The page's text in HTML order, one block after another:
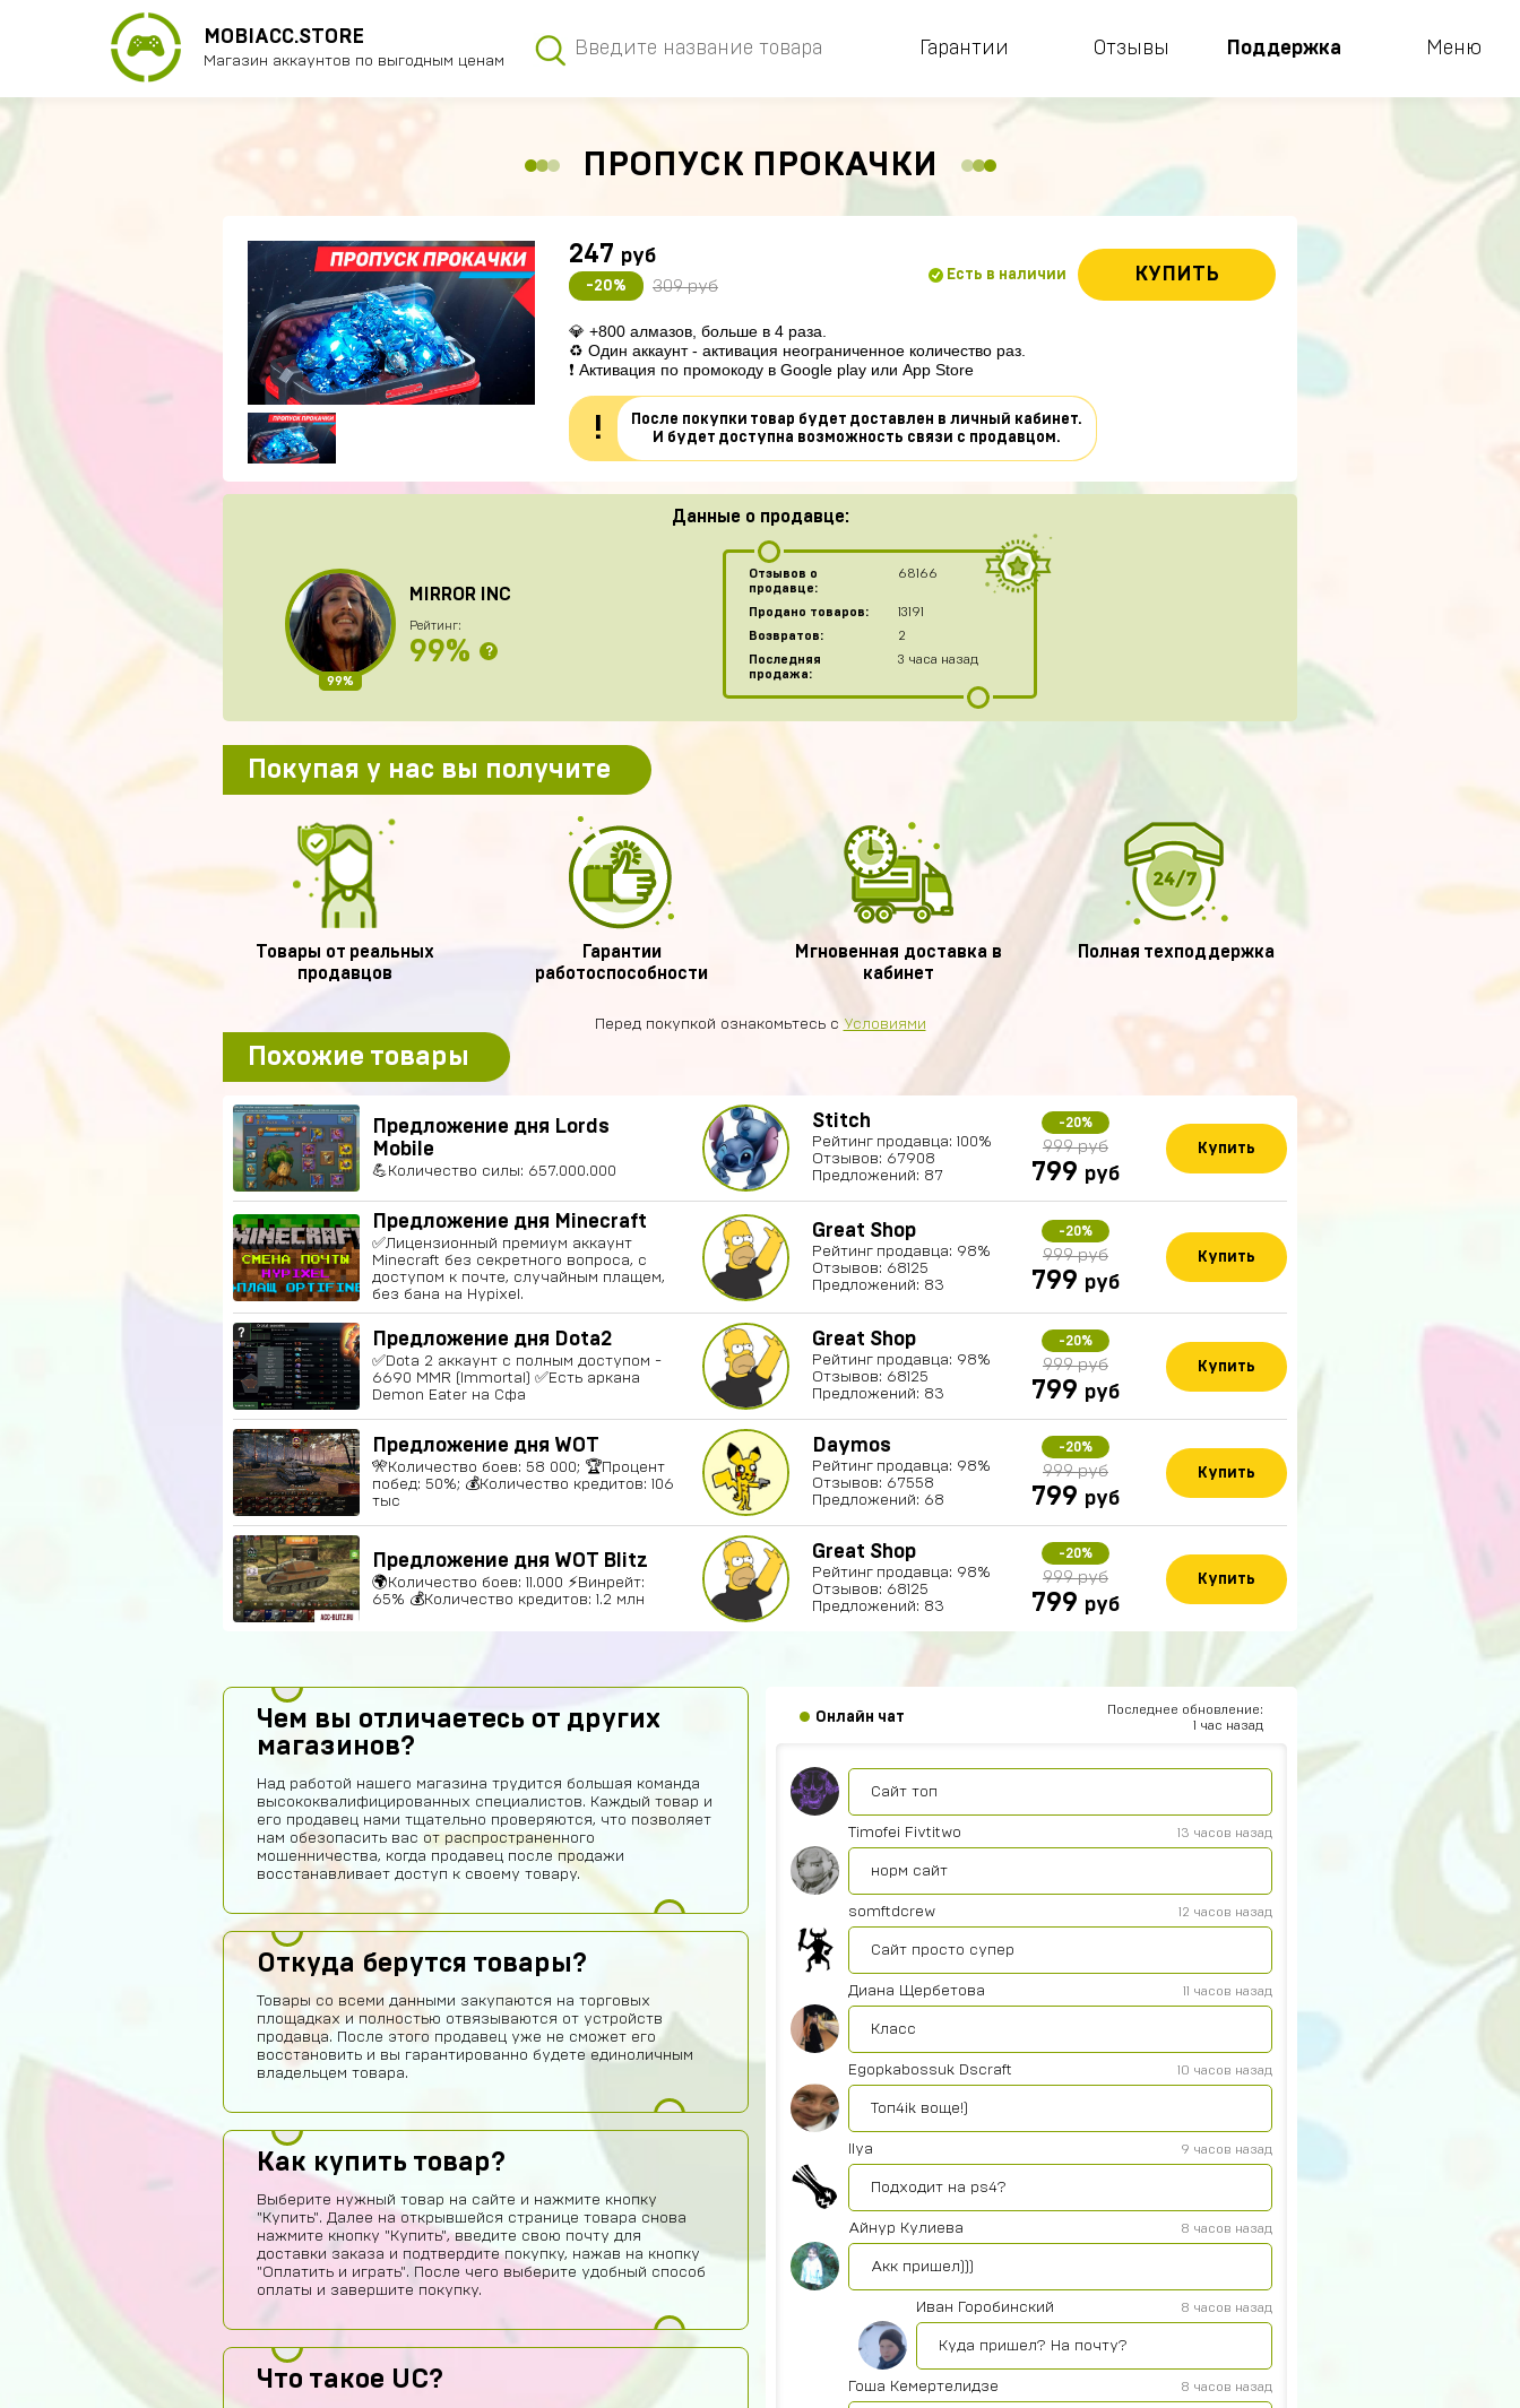
MOBIACC.STORE
Магазин аккаунтов по выгодным ценам
Гарантии Отзывы Поддержка Меню
ПРОПУСК ПРОКАЧКИ
247 руб
-20% 309 руб
Есть в наличии КУПИТЬ
💎 +800 алмазов, больше в 4 раза.
♻ Один аккаунт - активация неограниченное количество раз.
❗ Активация по промокоду в Google play или App Store
!
После покупки товар будет доставлен в личный кабинет.
И будет доступна возможность связи с продавцом.
Данные о продавце:
99%
MIRROR INC
Рейтинг:
99% ?
Отзывов о
продавце:
68166
Продано товаров:
13191
Возвратов:
2
Последняя
продажа:
3 часа назад
Покупая у нас вы получите
Товары от реальных
продавцов
Гарантии
работоспособности
Мгновенная доставка в
кабинет
Полная техподдержка
Перед покупкой ознакомьтесь с Условиями
Похожие товары
Предложение дня Lords
Mobile
💪Количество силы: 657.000.000
Stitch
Рейтинг продавца: 100%
Отзывов: 67908
Предложений: 87
-20%
999 руб
799 руб
Купить
Предложение дня Minecraft
✅Лицензионный премиум аккаунт
Minecraft без секретного вопроса, с
доступом к почте, случайным плащем,
без бана на Hypixel.
Great Shop
Рейтинг продавца: 98%
Отзывов: 68125
Предложений: 83
-20%
999 руб
799 руб
Купить
Предложение дня Dota2
✅Dota 2 аккаунт с полным доступом -
6690 MMR (Immortal) ✅Есть аркана
Demon Eater на Сфа
Great Shop
Рейтинг продавца: 98%
Отзывов: 68125
Предложений: 83
-20%
999 руб
799 руб
Купить
Предложение дня WOT
🎌Количество боев: 58 000; 🏆Процент
побед: 50%; 💰Количество кредитов: 106
тыс
Daymos
Рейтинг продавца: 98%
Отзывов: 67558
Предложений: 68
-20%
999 руб
799 руб
Купить
Предложение дня WOT Blitz
🌍Количество боев: 11.000 ⚡Винрейт:
65% 💰Количество кредитов: 1.2 млн
Great Shop
Рейтинг продавца: 98%
Отзывов: 68125
Предложений: 83
-20%
999 руб
799 руб
Купить
Чем вы отличаетесь от других
магазинов?
Над работой нашего магазина трудится большая команда
высококвалифицированных специалистов. Каждый товар и
его продавец нами тщательно проверяются, что позволяет
нам обезопасить вас от распространенного
мошенничества, когда продавец после продажи
восстанавливает доступ к своему товару.
Откуда берутся товары?
Товары со всеми данными закупаются на торговых
площадках и полностью отвязываются от устройств
продавца. После этого продавец уже не сможет его
восстановить и вы гарантированно будете единоличным
владельцем товара.
Как купить товар?
Выберите нужный товар на сайте и нажмите кнопку
"Купить". Далее на открывшейся странице товара снова
нажмите кнопку "Купить", введите свою почту для
доставки заказа и подтвердите покупку, нажав на кнопку
"Оплатить и играть". После чего выберите удобный способ
оплаты и завершите покупку.
Что такое UC?
Онлайн чат
Последнее обновление:
1 час назад
Збс, не обман👌
Сайт топ
Timofei Fivtitwo 13 часов назад
норм сайт
somftdcrew 12 часов назад
Сайт просто супер
Диана Щербетова 11 часов назад
Класс
Egopkabossuk Dscraft 10 часов назад
Топ4ik воще!)
Ilya 9 часов назад
Подходит на ps4?
Айнур Кулиева 8 часов назад
Акк пришел)))
Иван Горобинский 8 часов назад
Куда пришел? На почту?
Гоша Кемертелидзе 8 часов назад